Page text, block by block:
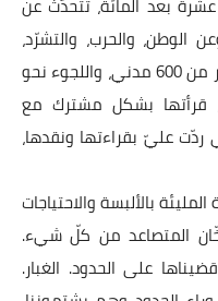
والحرب، والتشرّد،
ومجزرة كوباني التي راح ضحيتها أكثر من 600 مدني، واللجوء نحو
قرأتها بشكل مشترك مع
عليّ بقراءتها ونقدها،
بالألبسة والاحتياجات
المتصاعد من كلّ شيء.
على الحدود. الغبار.